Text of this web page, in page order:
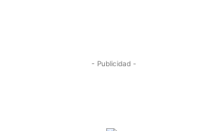
- Publicidad -